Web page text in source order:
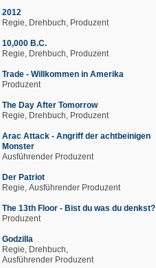
2012
Regie Drehbuch Produzent
10,000 B.C.
Regie Drehbuch Produzent
Trade - Willkommen in Amerika
Produzent
The Day After Tomorrow
Regie Drehbuch Produzent
Arac Attack - Angriff der achtbeinigen
Monster
Ausführender Produzent
Der Patriot
Regie Ausführender Produzent
The 13th Floor - Bist du was du denkst?
Produzent
Godzilla
Regie Drehbuch
Ausführender Produzent